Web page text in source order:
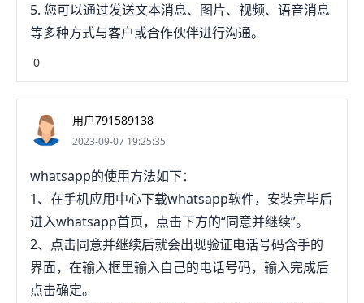
5. 您可以通过发送文本消息、图片、视频、语音消息
等多种方式与客户或合作伙伴进行沟通。
0
用户791589138
2023-09-07 19:25:35
whatsapp的使用方法如下：
1、在手机应用中心下载whatsapp软件，安装完毕后
进入whatsapp首页，点击下方的“同意并继续”。
2、点击同意并继续后就会出现验证电话号码含手的
界面，在输入框里输入自己的电话号码，输入完成后
点击确定。